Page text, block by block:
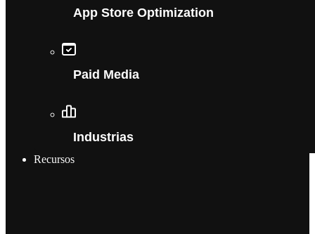
App Store Optimization
Paid Media
Industrias
Recursos